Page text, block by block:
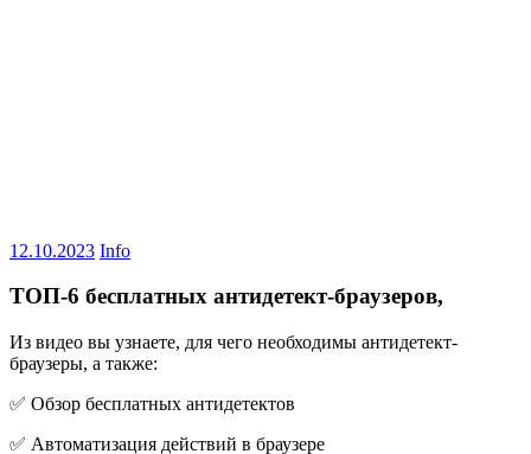
12.10.2023 Info
ТОП-6 бесплатных антидетект-браузеров,
Из видео вы узнаете, для чего необходимы антидетект-
браузеры, а также:
✅ Обзор бесплатных антидетектов
✅ Автоматизация действий в браузере